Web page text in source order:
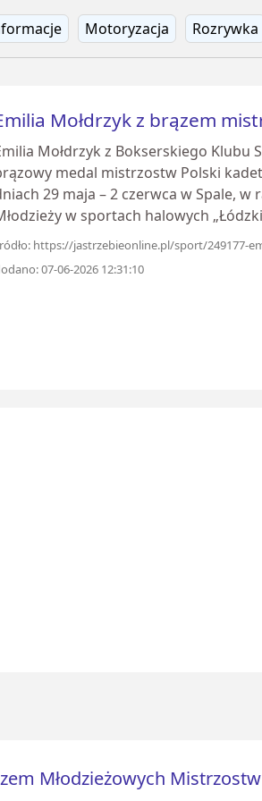
Motoryzacja Rozrywka
Mołdrzyk z brązem
Mołdrzyk z Bokserskiego Klubu
medal mistrzostw Polski
29 maja – 2 czerwca w Spale,
w sportach halowych
https://jastrzebieonline.pl/sport/249177-
07-06-2026 12:31:10
Młodzieżowych